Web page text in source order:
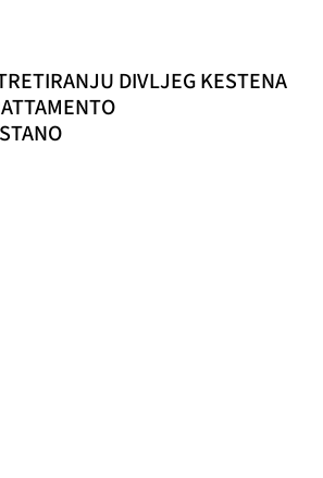
DIVLJEG KESTENA